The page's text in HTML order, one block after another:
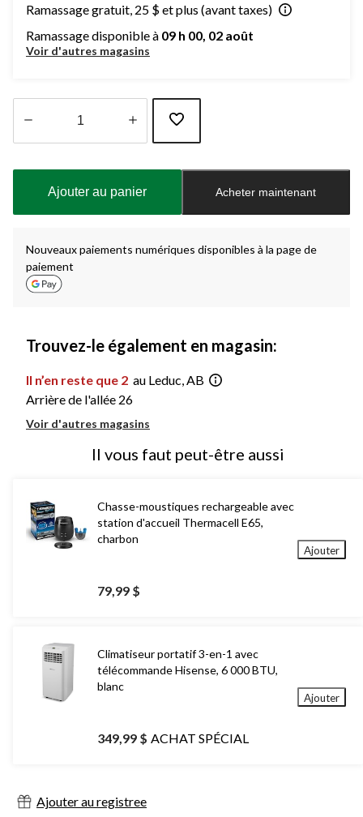
Ramassage gratuit, 25 $ et plus (avant taxes)
Ramassage disponible à 09 h 00, 02 août
Voir d'autres magasins
à
Ajouter au panier Acheter maintenant
Nouveaux paiements numériques disponibles à la page de
paiement
Trouvez-le également en magasin:
Il n’en reste que 2 au Leduc, AB
Arrière de l'allée 26
Voir d'autres magasins
Il vous faut peut-être aussi
Chasse-moustiques rechargeable avec
station d'accueil Thermacell E65,
charbon
79,99 $
Ajouter
Climatiseur portatif 3-en-1 avec
télécommande Hisense, 6 000 BTU,
blanc
349,99 $ ACHAT SPÉCIAL
Ajouter
Ajouter au registree